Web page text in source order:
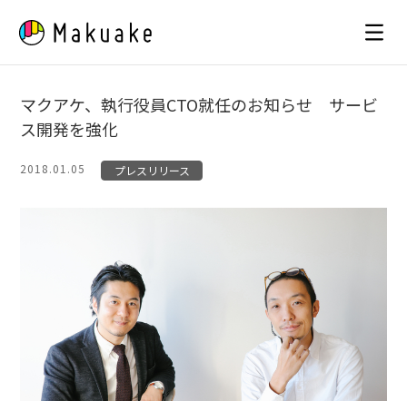
content
マクアケ、執行役員CTO就任のお知らせ サービ
ス開発を強化
2018.01.05 プレスリリース